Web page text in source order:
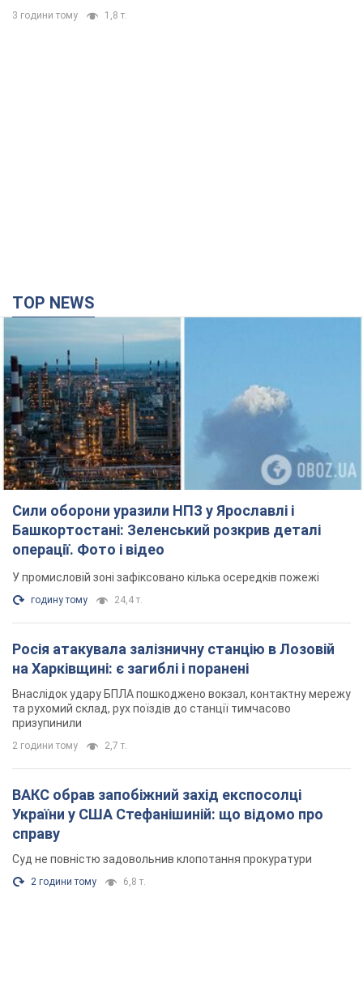
3 години тому 1,8 т.
TOP NEWS
Сили оборони уразили НПЗ у Ярославлі і
Башкортостані: Зеленський розкрив деталі
операції. Фото і відео
У промисловій зоні зафіксовано кілька осередків пожежі
годину тому 24,4 т.
Росія атакувала залізничну станцію в Лозовій
на Харківщині: є загиблі і поранені
Внаслідок удару БПЛА пошкоджено вокзал, контактну мережу
та рухомий склад, рух поїздів до станції тимчасово
призупинили
2 години тому 2,7 т.
ВАКС обрав запобіжний захід експосолці
України у США Стефанішиній: що відомо про
справу
Суд не повністю задовольнив клопотання прокуратури
2 години тому 6,8 т.